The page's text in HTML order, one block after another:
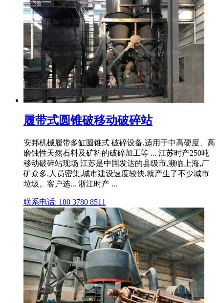
履带式圆锥破移动破碎站
安邦机械履带多缸圆锥式 破碎设备,适用于中高硬度、高
磨蚀性天然石料及矿料的破碎加工等 ... 江苏时产250吨
移动破碎站现场 江苏是中国发达的县级市,濒临上海,厂
矿众多,人员密集,城市建设速度较快,就产生了不少城市
垃圾。客户选... 浙江时产 ...
联系电话: 180 3780 8511